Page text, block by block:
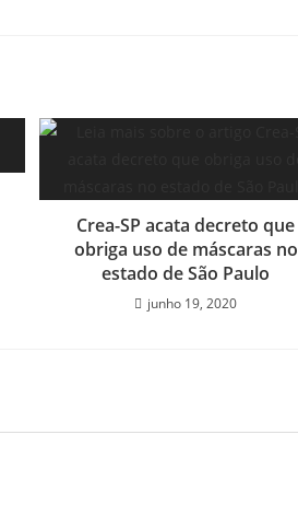
Crea-SP acata decreto que
obriga uso de máscaras no
estado de São Paulo
junho 19, 2020